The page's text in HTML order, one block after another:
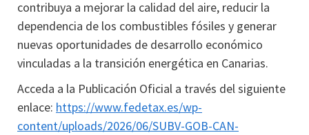
contribuya a mejorar la calidad del aire, reducir la
dependencia de los combustibles fósiles y generar
nuevas oportunidades de desarrollo económico
vinculadas a la transición energética en Canarias.
Acceda a la Publicación Oficial a través del siguiente
enlace: https://www.fedetax.es/wp-
content/uploads/2026/06/SUBV-GOB-CAN-